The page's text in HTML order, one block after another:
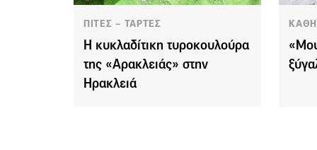
ΠΙΤΕΣ – ΤΑΡΤΕΣ
Η κυκλαδίτικη τυροκουλούρα
της «Αρακλειάς» στην
Ηρακλειά